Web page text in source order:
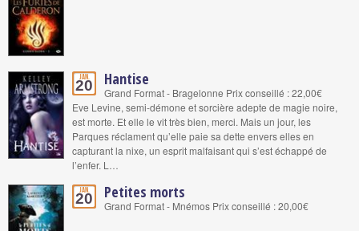
Jan.
20 Hantise
Grand Format - Bragelonne Prix conseillé : 22,00€
Eve Levine, semi-démone et sorcière adepte de magie noire,
est morte. Et elle le vit très bien, merci. Mais un jour, les
Parques réclament qu’elle paie sa dette envers elles en
capturant la nixe, un esprit malfaisant qui s’est échappé de
l’enfer. L…
Jan.
20 Petites morts
Grand Format - Mnémos Prix conseillé : 20,00€